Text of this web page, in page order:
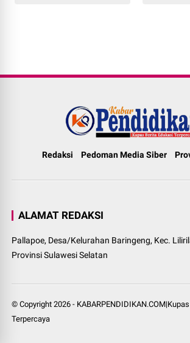
Redaksi Pedoman Media Siber
ALAMAT REDAKSI
Pallapoe, Desa/Kelurahan Baringeng, Kec.
Provinsi Sulawesi Selatan
© Copyright2026 -
Terpercaya